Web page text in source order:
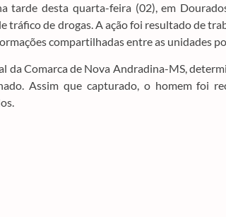
tarde desta quarta-feira (02), em
tráfico de drogas. A ação foi resultado de
compartilhadas entre as unidades
da Comarca de Nova Andradina-MS,
Assim que capturado, o homem foi